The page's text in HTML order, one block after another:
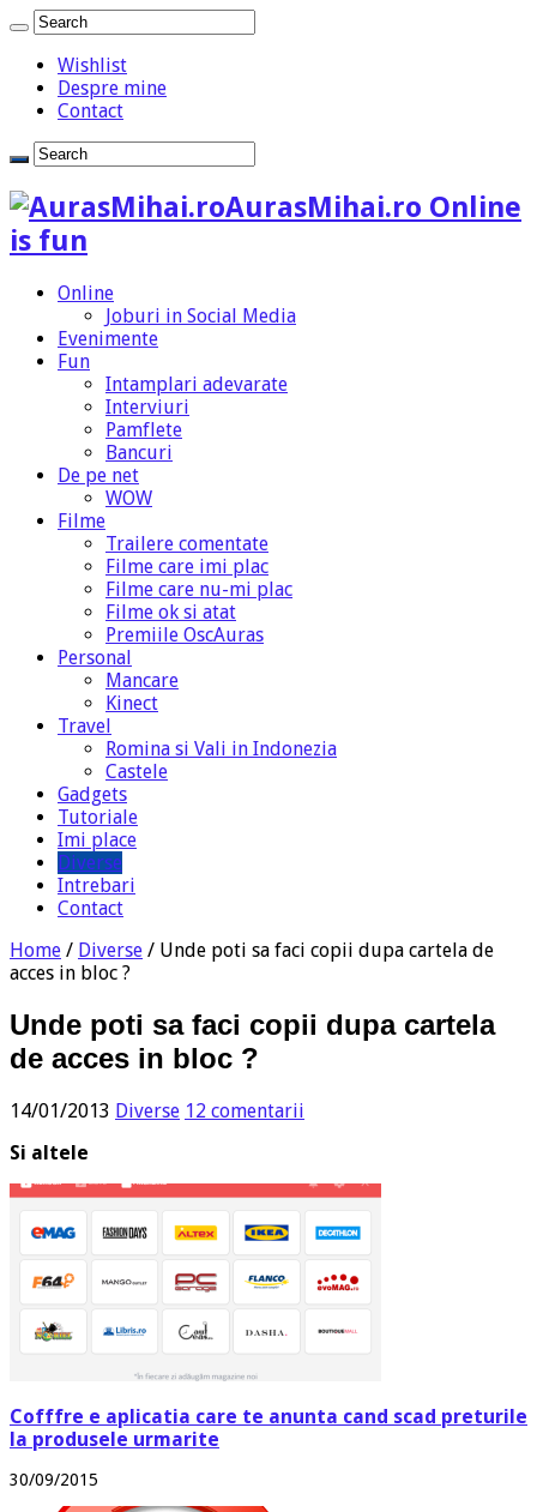
Wishlist
Despre mine
Contact
AurasMihai.ro Online
is fun
Online
Joburi in Social Media
Evenimente
Fun
Intamplari adevarate
Interviuri
Pamflete
Bancuri
De pe net
WOW
Filme
Trailere comentate
Filme care imi plac
Filme care nu-mi plac
Filme ok si atat
Premiile OscAuras
Personal
Mancare
Kinect
Travel
Romina si Vali in Indonezia
Castele
Gadgets
Tutoriale
Imi place
Diverse
Intrebari
Contact
Home / Diverse / Unde poti sa faci copii dupa cartela de
acces in bloc ?
Unde poti sa faci copii dupa cartela
de acces in bloc ?
14/01/2013 Diverse 12 comentarii
Si altele
Cofffre e aplicatia care te anunta cand scad preturile
la produsele urmarite
30/09/2015